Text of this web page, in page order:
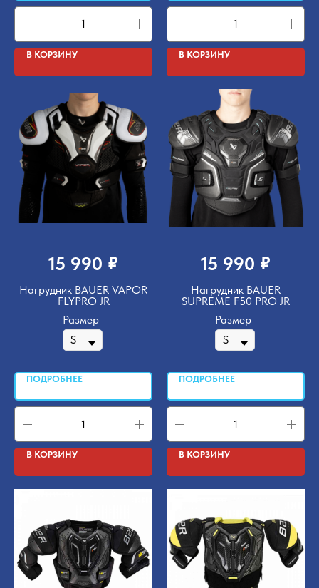
В КОРЗИНУ В КОРЗИНУ
15 990 ₽
Нагрудник BAUER VAPOR
FLYPRO JR
Размер
ПОДРОБНЕЕ
В КОРЗИНУ
15 990 ₽
Нагрудник BAUER
SUPREME F50 PRO JR
Размер
ПОДРОБНЕЕ
В КОРЗИНУ